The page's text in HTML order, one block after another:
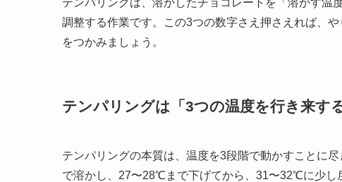
調整する作業です。この3つの数字さえ押さえれば、
をつかみましょう。
テンパリングは「3つの温度を行き来す
テンパリングの本質は、温度を3段階で動かすことに
で溶かし、27〜28℃まで下げてから、31〜32℃に少